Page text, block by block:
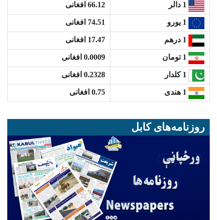
66.12 افغانی
74.51 افغانی
17.47 افغانی
0.0009 افغانی
0.2328 افغانی
0.75 افغانی
روزنامه‌های کابل